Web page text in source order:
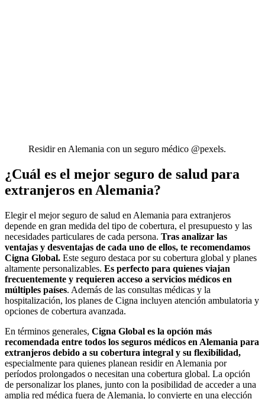
Residir en Alemania con un seguro médico @pexels.
¿Cuál es el mejor seguro de salud para
extranjeros en Alemania?
Elegir el mejor seguro de salud en Alemania para extranjeros
depende en gran medida del tipo de cobertura, el presupuesto y las
necesidades particulares de cada persona. Tras analizar las
ventajas y desventajas de cada uno de ellos, te recomendamos
Cigna Global. Este seguro destaca por su cobertura global y planes
altamente personalizables. Es perfecto para quienes viajan
frecuentemente y requieren acceso a servicios médicos en
múltiples países. Además de las consultas médicas y la
hospitalización, los planes de Cigna incluyen atención ambulatoria y
opciones de cobertura avanzada.
En términos generales, Cigna Global es la opción más
recomendada entre todos los seguros médicos en Alemania para
extranjeros debido a su cobertura integral y su flexibilidad,
especialmente para quienes planean residir en Alemania por
períodos prolongados o necesitan una cobertura global. La opción
de personalizar los planes, junto con la posibilidad de acceder a una
amplia red médica fuera de Alemania, lo convierte en una elección